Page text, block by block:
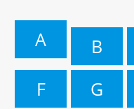
A B
F
G